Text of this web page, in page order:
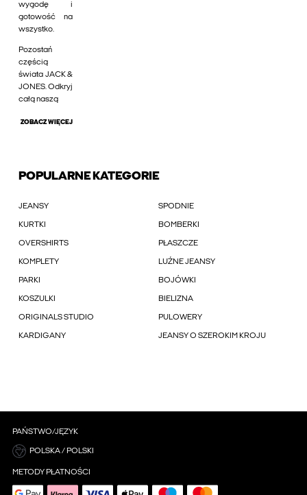
wygodę i
gotowość na
wszystko.
Pozostań
częścią
świata JACK &
JONES. Odkryj
całą naszą
ZOBACZ WIĘCEJ
POPULARNE KATEGORIE
JEANSY SPODNIE
KURTKI BOMBERKI
OVERSHIRTS PŁASZCZE
KOMPLETY LUŹNE JEANSY
PARKI BOJÓWKI
KOSZULKI BIELIZNA
ORIGINALS STUDIO PULOWERY
KARDIGANY JEANSY O SZEROKIM KROJU
PAŃSTWO/JĘZYK
POLSKA / POLSKI
METODY PŁATNOŚCI